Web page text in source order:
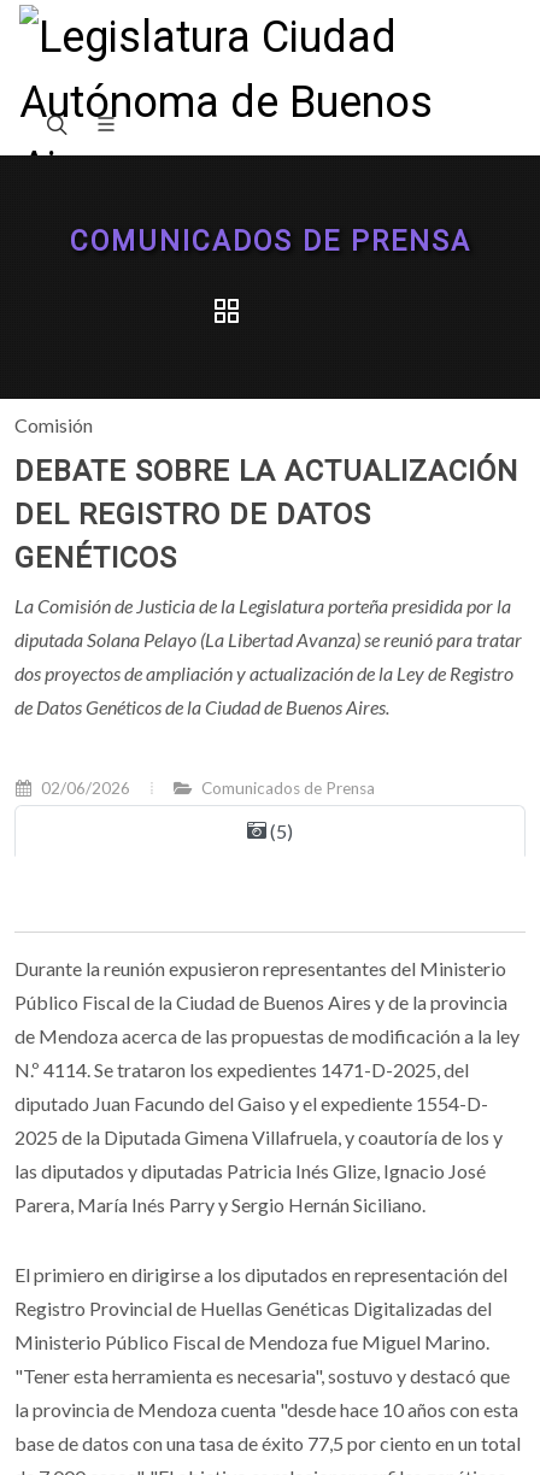
COMUNICADOS DE PRENSA
Comisión
DEBATE SOBRE LA ACTUALIZACIÓN
DEL REGISTRO DE DATOS
GENÉTICOS
La Comisión de Justicia de la Legislatura porteña presidida por la
diputada Solana Pelayo (La Libertad Avanza) se reunió para tratar
dos proyectos de ampliación y actualización de la Ley de Registro
de Datos Genéticos de la Ciudad de Buenos Aires.
02/06/2026 Comunicados de Prensa
(5)
Durante la reunión expusieron representantes del Ministerio
Público Fiscal de la Ciudad de Buenos Aires y de la provincia
de Mendoza acerca de las propuestas de modificación a la ley
N.º 4114. Se trataron los expedientes 1471-D-2025, del
diputado Juan Facundo del Gaiso y el expediente 1554-D-
2025 de la Diputada Gimena Villafruela, y coautoría de los y
las diputados y diputadas Patricia Inés Glize, Ignacio José
Parera, María Inés Parry y Sergio Hernán Siciliano.
El primiero en dirigirse a los diputados en representación del
Registro Provincial de Huellas Genéticas Digitalizadas del
Ministerio Público Fiscal de Mendoza fue Miguel Marino.
"Tener esta herramienta es necesaria", sostuvo y destacó que
la provincia de Mendoza cuenta "desde hace 10 años con esta
base de datos con una tasa de éxito 77,5 por ciento en un total